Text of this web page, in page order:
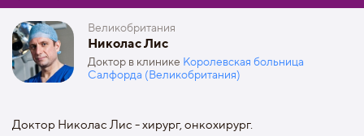
Великобритания
Николас Лис
Доктор в клинике Королевская больница
Салфорда (Великобритания)
Доктор Николас Лис - хирург, онкохирург.